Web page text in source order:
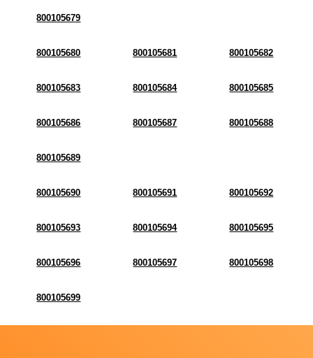
800105679
800105680 800105681 800105682
800105683 800105684 800105685
800105686 800105687 800105688
800105689
800105690 800105691 800105692
800105693 800105694 800105695
800105696 800105697 800105698
800105699